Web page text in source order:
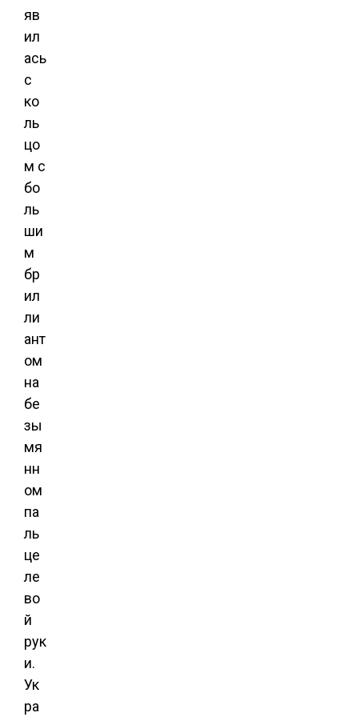
яв
ил
ась
с
ко
ль
цо
м с
бо
ль
ши
м
бр
ил
ли
ант
ом
на
бе
зы
мя
нн
ом
па
ль
це
ле
во
й
рук
и.
Ук
ра